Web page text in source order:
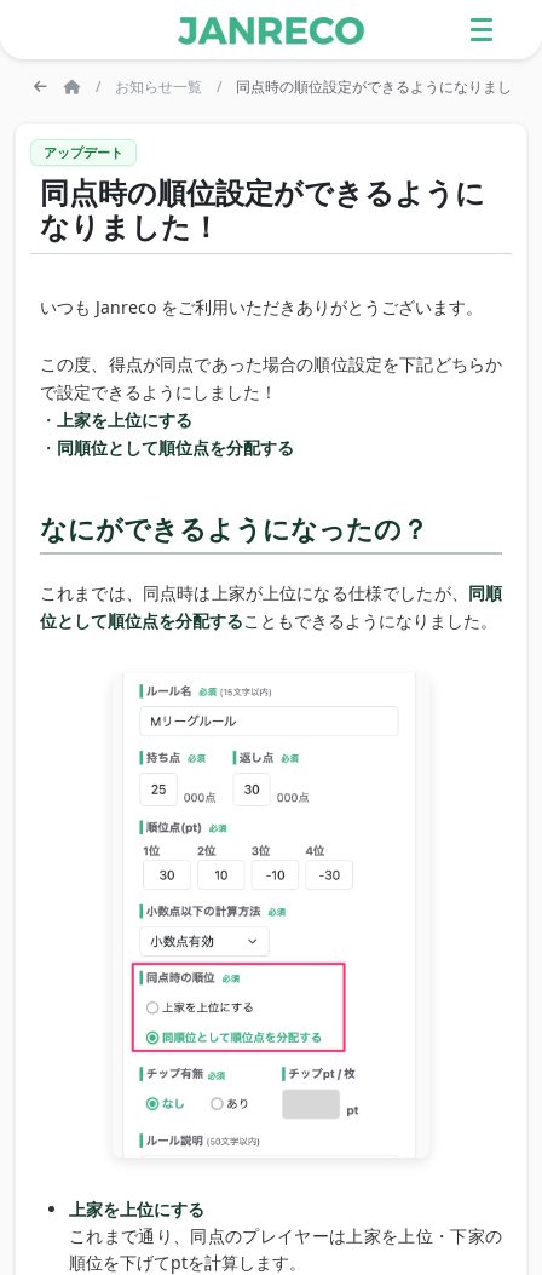
お知らせ一覧 同点時の順位設定ができるようになりました！
アップデート
同点時の順位設定ができるように
なりました！
いつも Janreco をご利用いただきありがとうございます。
この度、得点が同点であった場合の順位設定を下記どちらか
で設定できるようにしました！
・ 上家を上位にする
・ 同順位として順位点を分配する
なにができるようになったの？
これまでは、同点時は上家が上位になる仕様でしたが、 同順
位として順位点を分配することもできるようになりました。
上家を上位にする
これまで通り、同点のプレイヤーは上家を上位・下家の
順位を下げてptを計算します。